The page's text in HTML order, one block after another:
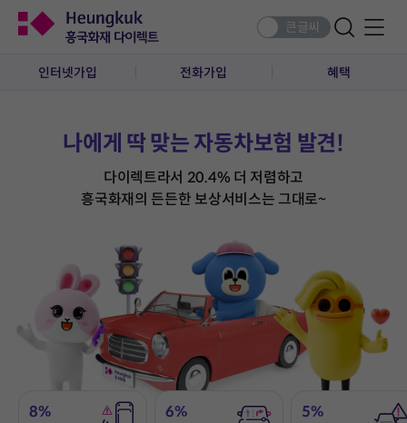
큰글씨
인터넷가입 전화가입 혜택
나에게 딱 맞는 자동차보험 발견!
다이렉트라서 20.4% 더 저렴하고
흥국화재의 든든한 보상서비스는 그대로~
8% 6% 5%